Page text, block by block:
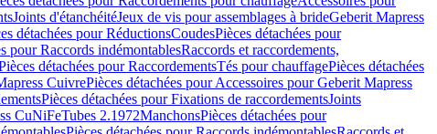
Joints d'étanchéitéJeux de vis pour assemblages à brideGeberit Mapress
détachées pour RéductionsCoudesPièces détachées pour
pour Raccords indémontablesRaccords et raccordements,
détachées pour RaccordementsTés pour chauffagePièces détachées
CuivrePièces détachées pour Accessoires pour Geberit Mapress
Pièces détachées pour Fixations de raccordementsJoints
CuNiFeTubes 2.1972ManchonsPièces détachées pour